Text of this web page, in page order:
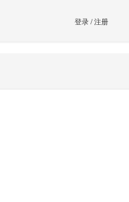
登录/注册